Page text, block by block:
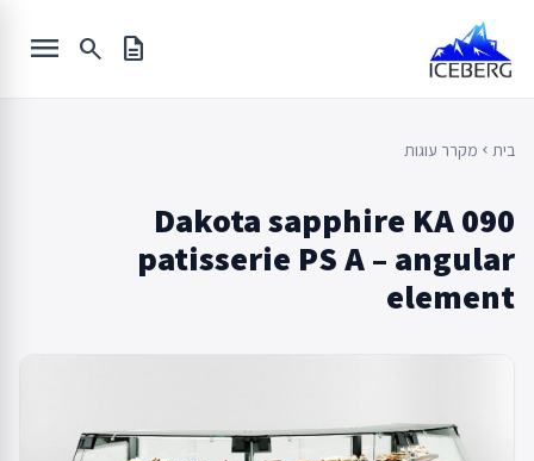
content
description
search
menu
בית chevron_left מקרר עוגות
Dakota sapphire KA 090
patisserie PS A – angular
element